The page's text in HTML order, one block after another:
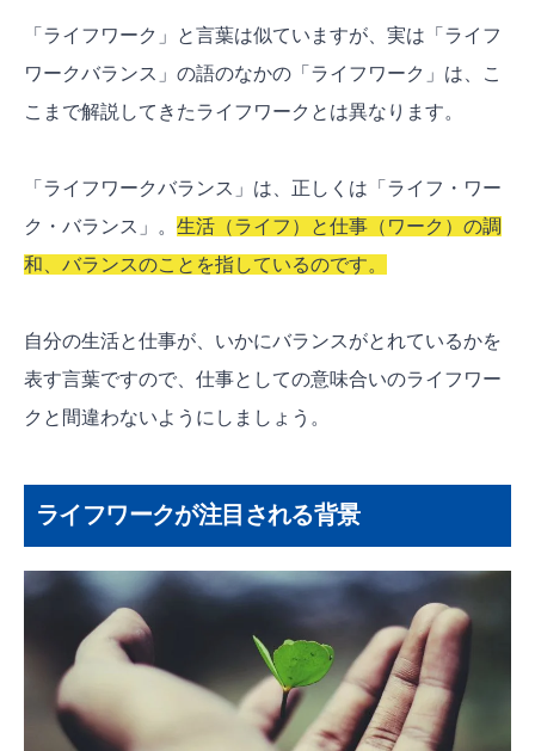
「ライフワーク」と言葉は似ていますが、実は「ライフ
ワークバランス」の語のなかの「ライフワーク」は、こ
こまで解説してきたライフワークとは異なります。
「ライフワークバランス」は、正しくは「ライフ・ワー
ク・バランス」。 生活（ライフ）と仕事（ワーク）の調
和、バランスのことを指しているのです。
自分の生活と仕事が、いかにバランスがとれているかを
表す言葉ですので、仕事としての意味合いのライフワー
クと間違わないようにしましょう。
ライフワークが注目される背景